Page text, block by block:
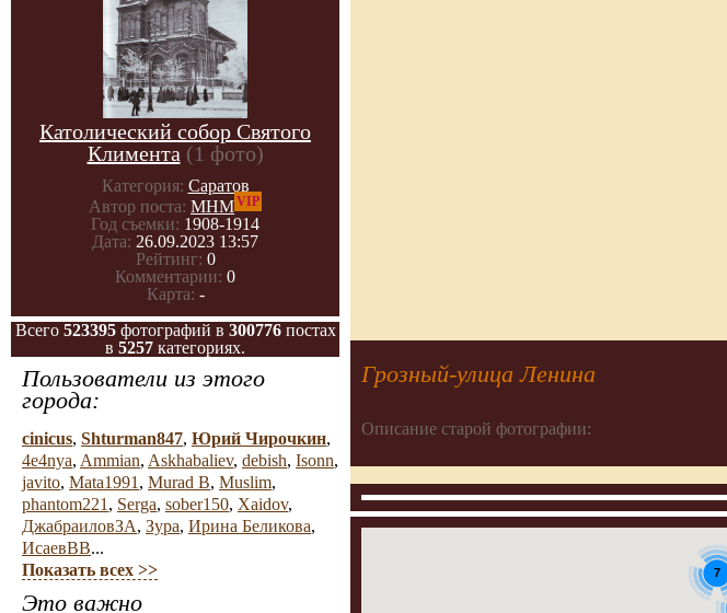
Католический собор Святого
Климента (1 фото)
Категория: Саратов
Автор поста: МНМVIP
Год съемки: 1908-1914
Дата: 26.09.2023 13:57
Рейтинг: 0
Комментарии: 0
Карта: -
Всего 523395фотографий в 300776постах
в 5257 категориях.
Пользователи из этого
города:
cinicus, Shturman847, Юрий Чирочкин,
4e4nya, Ammian, Askhabaliev, debish, Isonn,
javito, Mata1991 , Murad B, Muslim,
phantom221 , Serga, sober150, Xaidov,
ДжабраиловЗА, Зура, Ирина Беликова,
ИсаевВВ...
Показать всех >>
Это важно
Грозный-улица Ленина
Описание старой фотографии:
7